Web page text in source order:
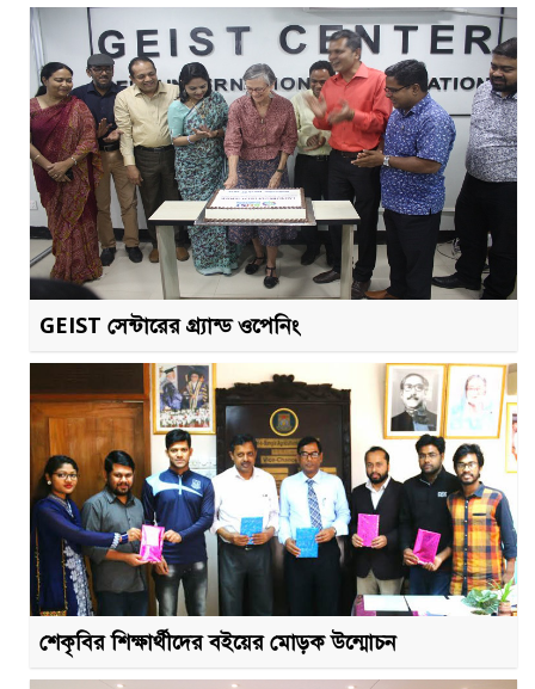
GEIST সেন্টারের গ্র্যান্ড ওপেনিং
শেকৃবির শিক্ষার্থীদের বইয়ের মোড়ক উন্মোচন